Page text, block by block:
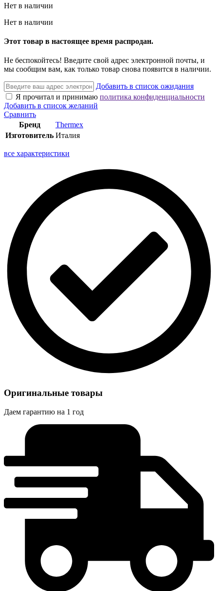
Нет в наличии
Нет в наличии
Этот товар в настоящее время распродан.
Не беспокойтесь! Введите свой адрес электронной почты, и
мы сообщим вам, как только товар снова появится в наличии.
Добавить в список ожидания
Я прочитал и принимаю политика конфиденциальности
Добавить в список желаний
Сравнить
Бренд
Thermex
Изготовитель Италия
все характеристики
Оригинальные товары
Даем гарантию на 1 год